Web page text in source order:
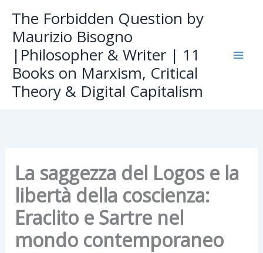
content
The Forbidden Question by
Maurizio Bisogno
|Philosopher & Writer | 11
Books on Marxism, Critical
Theory & Digital Capitalism
La saggezza del Logos e la
libertà della coscienza:
Eraclito e Sartre nel
mondo contemporaneo